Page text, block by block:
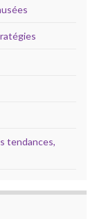
tendances,